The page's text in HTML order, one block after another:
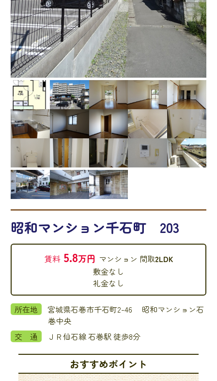
昭和マンション千石町 203
賃料 5.8万円 マンション 間取2LDK
敷金なし
礼金なし
所在地
巻中央
交 通
ＪＲ仙石線 石巻駅 徒歩8分
おすすめポイント